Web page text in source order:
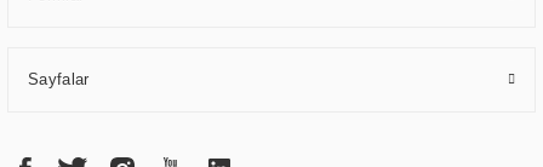
Sayfalar